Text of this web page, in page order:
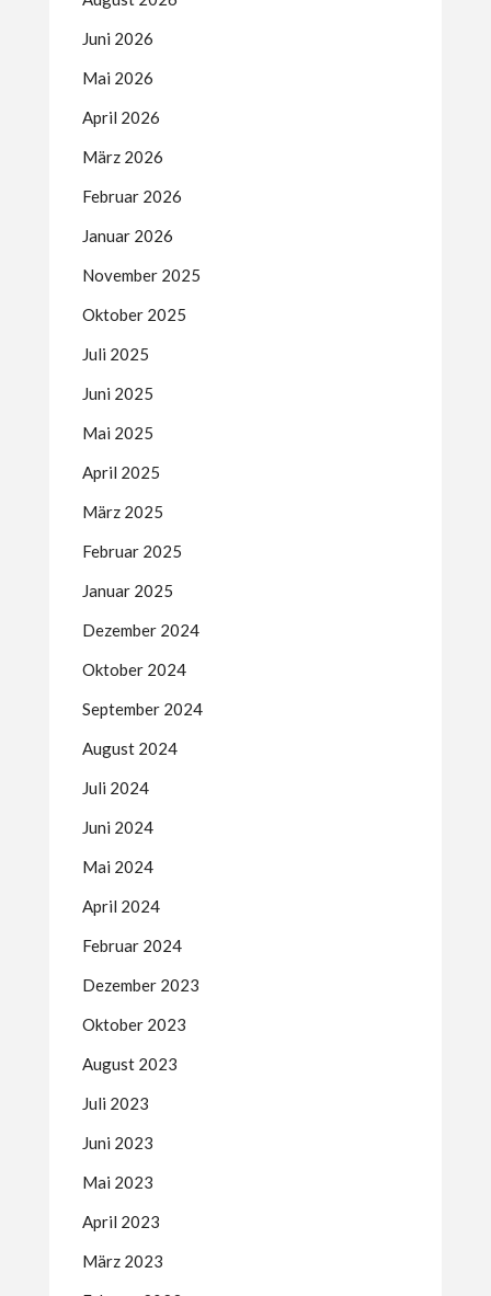
Juni 2026
Mai 2026
April 2026
März 2026
Februar 2026
Januar 2026
November 2025
Oktober 2025
Juli 2025
Juni 2025
Mai 2025
April 2025
März 2025
Februar 2025
Januar 2025
Dezember 2024
Oktober 2024
September 2024
August 2024
Juli 2024
Juni 2024
Mai 2024
April 2024
Februar 2024
Dezember 2023
Oktober 2023
August 2023
Juli 2023
Juni 2023
Mai 2023
April 2023
März 2023